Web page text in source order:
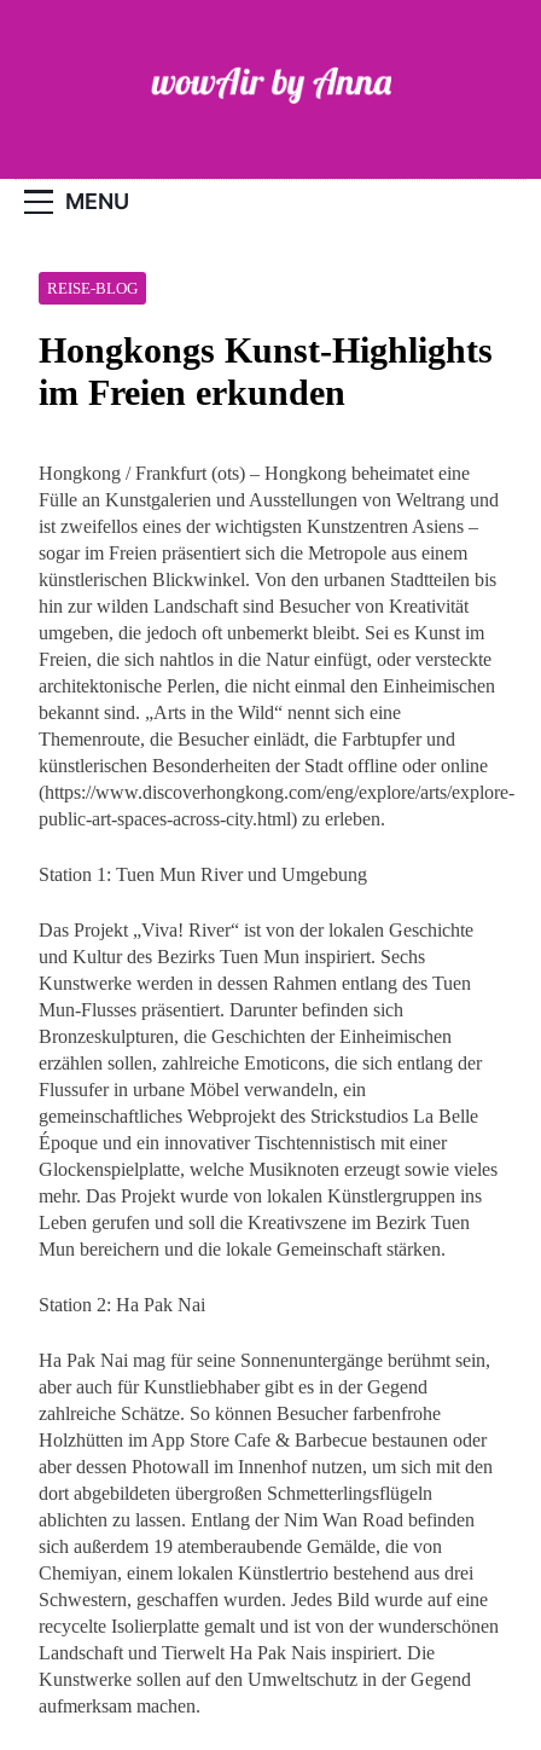
MENU
REISE-BLOG
Hongkongs Kunst-Highlights
im Freien erkunden
Hongkong / Frankfurt (ots) – Hongkong beheimatet eine
Fülle an Kunstgalerien und Ausstellungen von Weltrang und
ist zweifellos eines der wichtigsten Kunstzentren Asiens –
sogar im Freien präsentiert sich die Metropole aus einem
künstlerischen Blickwinkel. Von den urbanen Stadtteilen bis
hin zur wilden Landschaft sind Besucher von Kreativität
umgeben, die jedoch oft unbemerkt bleibt. Sei es Kunst im
Freien, die sich nahtlos in die Natur einfügt, oder versteckte
architektonische Perlen, die nicht einmal den Einheimischen
bekannt sind. „Arts in the Wild“ nennt sich eine
Themenroute, die Besucher einlädt, die Farbtupfer und
künstlerischen Besonderheiten der Stadt offline oder online
(https://www.discoverhongkong.com/eng/explore/arts/explore-
public-art-spaces-across-city.html) zu erleben.
Station 1: Tuen Mun River und Umgebung
Das Projekt „Viva! River“ ist von der lokalen Geschichte
und Kultur des Bezirks Tuen Mun inspiriert. Sechs
Kunstwerke werden in dessen Rahmen entlang des Tuen
Mun-Flusses präsentiert. Darunter befinden sich
Bronzeskulpturen, die Geschichten der Einheimischen
erzählen sollen, zahlreiche Emoticons, die sich entlang der
Flussufer in urbane Möbel verwandeln, ein
gemeinschaftliches Webprojekt des Strickstudios La Belle
Époque und ein innovativer Tischtennistisch mit einer
Glockenspielplatte, welche Musiknoten erzeugt sowie vieles
mehr. Das Projekt wurde von lokalen Künstlergruppen ins
Leben gerufen und soll die Kreativszene im Bezirk Tuen
Mun bereichern und die lokale Gemeinschaft stärken.
Station 2: Ha Pak Nai
Ha Pak Nai mag für seine Sonnenuntergänge berühmt sein,
aber auch für Kunstliebhaber gibt es in der Gegend
zahlreiche Schätze. So können Besucher farbenfrohe
Holzhütten im App Store Cafe & Barbecue bestaunen oder
aber dessen Photowall im Innenhof nutzen, um sich mit den
dort abgebildeten übergroßen Schmetterlingsflügeln
ablichten zu lassen. Entlang der Nim Wan Road befinden
sich außerdem 19 atemberaubende Gemälde, die von
Chemiyan, einem lokalen Künstlertrio bestehend aus drei
Schwestern, geschaffen wurden. Jedes Bild wurde auf eine
recycelte Isolierplatte gemalt und ist von der wunderschönen
Landschaft und Tierwelt Ha Pak Nais inspiriert. Die
Kunstwerke sollen auf den Umweltschutz in der Gegend
aufmerksam machen.